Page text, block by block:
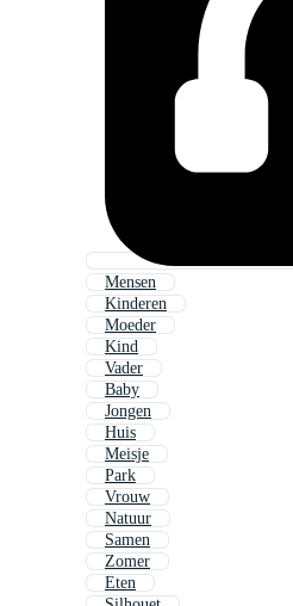
Mensen
Kinderen
Moeder
Kind
Vader
Baby
Jongen
Huis
Meisje
Park
Vrouw
Natuur
Samen
Zomer
Eten